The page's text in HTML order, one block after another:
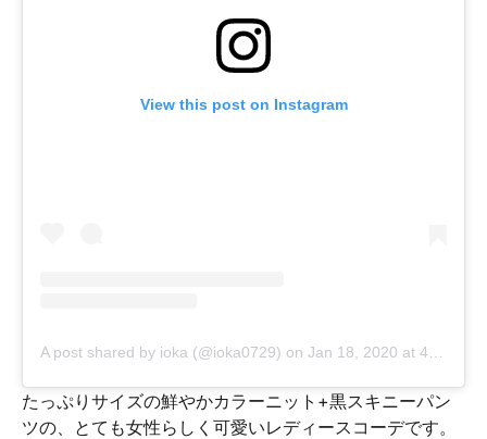
View this post on Instagram
A post shared by ioka (@ioka0729) on Jan 18, 2020 at 4:49pm PST
たっぷりサイズの鮮やかカラーニット+黒スキニーパン
ツの、とても女性らしく可愛いレディースコーデです。